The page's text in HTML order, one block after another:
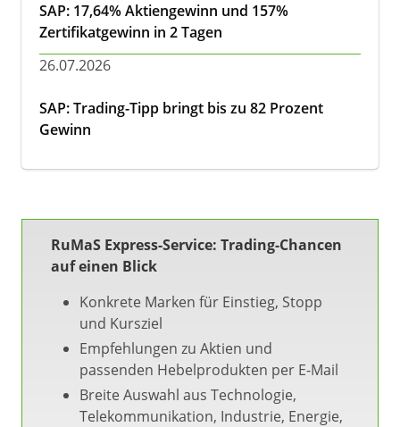
SAP: 17,64% Aktiengewinn und 157%
Zertifikatgewinn in 2 Tagen
26.07.2026
SAP: Trading-Tipp bringt bis zu 82 Prozent
Gewinn
RuMaS Express-Service: Trading-Chancen
auf einen Blick
Konkrete Marken für Einstieg, Stopp
und Kursziel
Empfehlungen zu Aktien und
passenden Hebelprodukten per E-Mail
Breite Auswahl aus Technologie,
Telekommunikation, Industrie, Energie,